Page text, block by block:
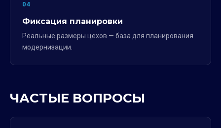
04
Фиксация планировки
Реальные размеры цехов — база для планирования
модернизации.
ЧАСТЫЕ ВОПРОСЫ